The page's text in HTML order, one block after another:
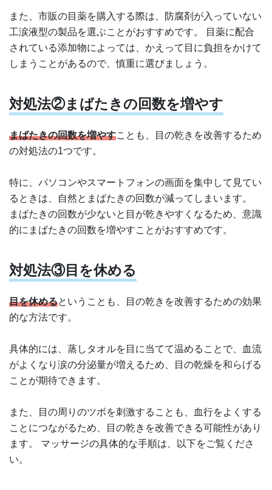
また、市販の目薬を購入する際は、防腐剤が入っていない
工涙液型の製品を選ぶことがおすすめです。 目薬に配合
されている添加物によっては、かえって目に負担をかけて
しまうことがあるので、慎重に選びましょう。
対処法②まばたきの回数を増やす
まばたきの回数を増やすことも、目の乾きを改善するため
の対処法の1つです。
特に、パソコンやスマートフォンの画面を集中して見てい
るときは、自然とまばたきの回数が減ってしまいます。
まばたきの回数が少ないと目が乾きやすくなるため、意識
的にまばたきの回数を増やすことがおすすめです。
対処法③目を休める
目を休めるということも、目の乾きを改善するための効果
的な方法です。
具体的には、蒸しタオルを目に当てて温めることで、血流
がよくなり涙の分泌量が増えるため、目の乾燥を和らげる
ことが期待できます。
また、目の周りのツボを刺激することも、血行をよくする
ことにつながるため、目の乾きを改善できる可能性があり
ます。 マッサージの具体的な手順は、以下をご覧くださ
い。